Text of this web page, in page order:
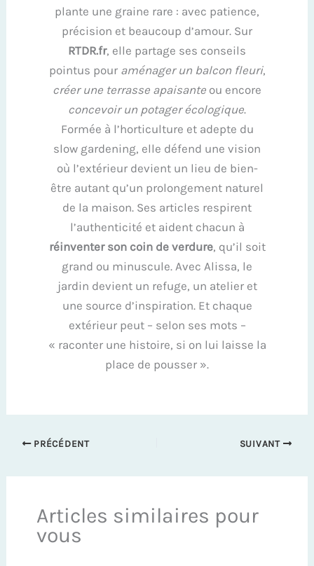
plante une graine rare : avec patience,
précision et beaucoup d’amour. Sur
RTDR.fr, elle partage ses conseils
pointus pour aménager un balcon fleuri,
créer une terrasse apaisante ou encore
concevoir un potager écologique.
Formée à l’horticulture et adepte du
slow gardening, elle défend une vision
où l’extérieur devient un lieu de bien-
être autant qu’un prolongement naturel
de la maison. Ses articles respirent
l’authenticité et aident chacun à
réinventer son coin de verdure, qu’il soit
grand ou minuscule. Avec Alissa, le
jardin devient un refuge, un atelier et
une source d’inspiration. Et chaque
extérieur peut – selon ses mots –
« raconter une histoire, si on lui laisse la
place de pousser ».
PRÉCÉDENT SUIVANT
Articles similaires pour
vous